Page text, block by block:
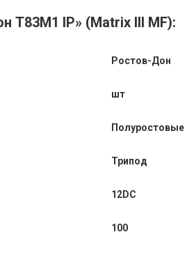
Т83М1 IP» (Matrix III MF):
Ростов-Дон
шт
Полуростовые
Трипод
12DC
100